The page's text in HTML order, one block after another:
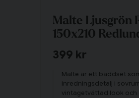
Malte Ljusgrön
150x210
399 kr
Malte är ett bäddset
inredningsdetalj i
vintagetvättad look och